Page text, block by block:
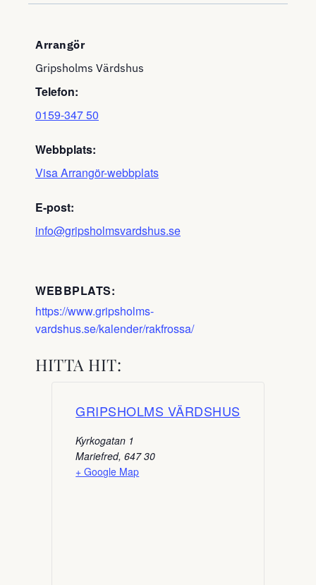
Arrangör
Gripsholms Värdshus
Telefon:
0159-347 50
Webbplats:
Visa Arrangör-webbplats
E-post:
info@gripsholmsvardshus.se
WEBBPLATS:
https://www.gripsholms-
vardshus.se/kalender/rakfrossa/
HITTA HIT:
GRIPSHOLMS VÄRDSHUS
Kyrkogatan 1
Mariefred, 647 30
+ Google Map